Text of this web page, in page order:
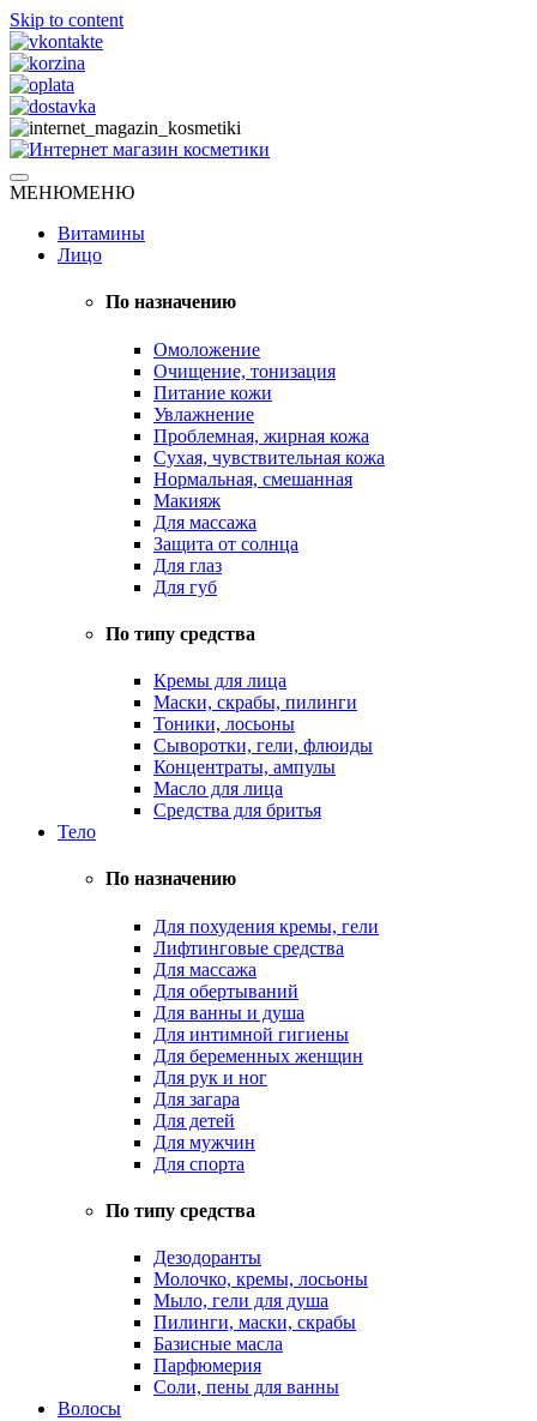
Skip to content
Интернет магазин косметики
Натуральная косметика
МЕНЮМЕНЮ
Витамины
Лицо
По назначению
Омоложение
Очищение, тонизация
Питание кожи
Увлажнение
Проблемная, жирная кожа
Сухая, чувствительная кожа
Нормальная, смешанная
Макияж
Для массажа
Защита от солнца
Для глаз
Для губ
По типу средства
Кремы для лица
Маски, скрабы, пилинги
Тоники, лосьоны
Сыворотки, гели, флюиды
Концентраты, ампулы
Масло для лица
Средства для бритья
Тело
По назначению
Для похудения кремы, гели
Лифтинговые средства
Для массажа
Для обертываний
Для ванны и душа
Для интимной гигиены
Для беременных женщин
Для рук и ног
Для загара
Для детей
Для мужчин
Для спорта
По типу средства
Дезодоранты
Молочко, кремы, лосьоны
Мыло, гели для душа
Пилинги, маски, скрабы
Базисные масла
Парфюмерия
Соли, пены для ванны
Волосы